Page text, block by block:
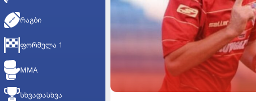
ᲠᲐᲒᲑᲘ
ᲤᲝᲠᲛᲣᲚᲐ 1
MMA
ᲡᲮᲕᲐᲓᲐᲡᲮᲕᲐ